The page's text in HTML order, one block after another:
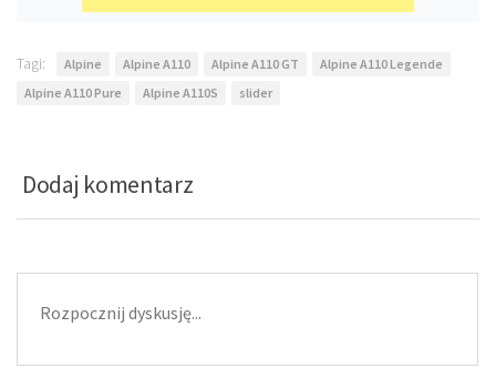
Tagi: Alpine Alpine A110 Alpine A110 GT
Alpine A110 Legende
Alpine A110 Pure
Alpine A110S slider
Dodaj komentarz